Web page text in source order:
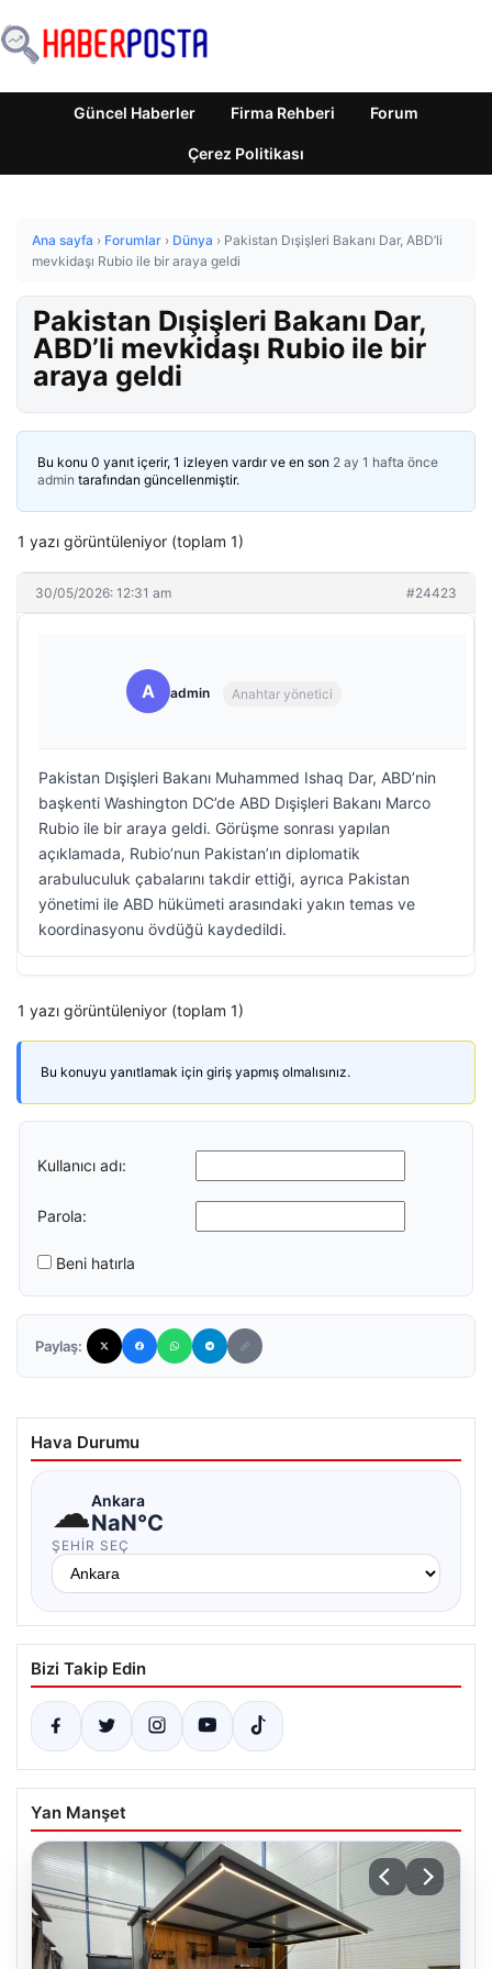
Güncel Haberler Firma Rehberi Forum
Çerez Politikası
Ana sayfa › Forumlar › Dünya › Pakistan Dışişleri Bakanı Dar, ABD’li
mevkidaşı Rubio ile bir araya geldi
Pakistan Dışişleri Bakanı Dar,
ABD’li mevkidaşı Rubio ile bir
araya geldi
Bu konu 0 yanıt içerir, 1 izleyen vardır ve en son 2 ay 1 hafta önce
admin tarafından güncellenmiştir.
1 yazı görüntüleniyor (toplam 1)
30/05/2026: 12:31 am #24423
A admin Anahtar yönetici
Pakistan Dışişleri Bakanı Muhammed Ishaq Dar, ABD’nin
başkenti Washington DC’de ABD Dışişleri Bakanı Marco
Rubio ile bir araya geldi. Görüşme sonrası yapılan
açıklamada, Rubio’nun Pakistan’ın diplomatik
arabuluculuk çabalarını takdir ettiği, ayrıca Pakistan
yönetimi ile ABD hükümeti arasındaki yakın temas ve
koordinasyonu övdüğü kaydedildi.
1 yazı görüntüleniyor (toplam 1)
Bu konuyu yanıtlamak için giriş yapmış olmalısınız.
Kullanıcı adı:
Parola:
Beni hatırla
Paylaş:
Hava Durumu
☁Ankara
NaN°C
ŞEHIR SEÇ
Bizi Takip Edin
Yan Manşet